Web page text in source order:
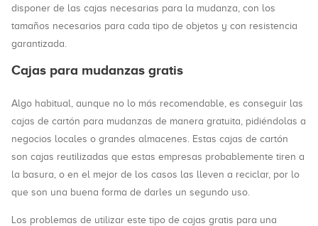
disponer de las cajas necesarias para la mudanza, con los
tamaños necesarios para cada tipo de objetos y con resistencia
garantizada.
Cajas para mudanzas gratis
Algo habitual, aunque no lo más recomendable, es conseguir las
cajas de cartón para mudanzas de manera gratuita, pidiéndolas a
negocios locales o grandes almacenes. Estas cajas de cartón
son cajas reutilizadas que estas empresas probablemente tiren a
la basura, o en el mejor de los casos las lleven a reciclar, por lo
que son una buena forma de darles un segundo uso.
Los problemas de utilizar este tipo de cajas gratis para una